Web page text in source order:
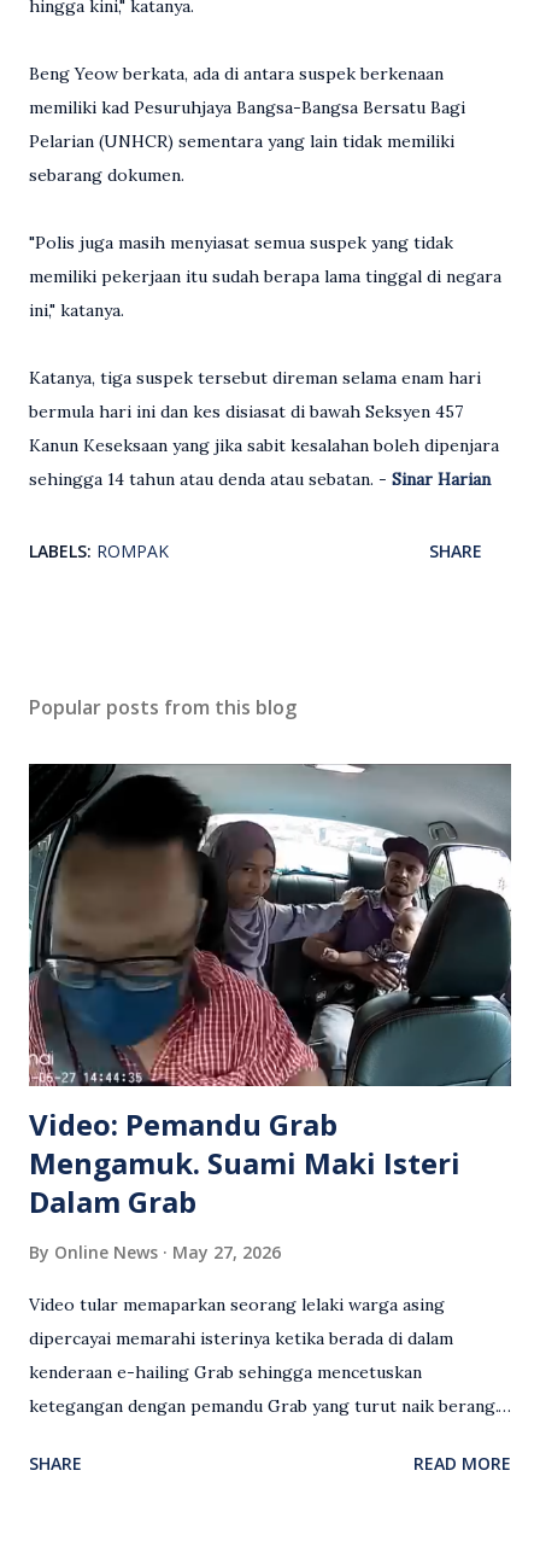
hingga kini," katanya.
Beng Yeow berkata, ada di antara suspek berkenaan
memiliki kad Pesuruhjaya Bangsa-Bangsa Bersatu Bagi
Pelarian (UNHCR) sementara yang lain tidak memiliki
sebarang dokumen.
"Polis juga masih menyiasat semua suspek yang tidak
memiliki pekerjaan itu sudah berapa lama tinggal di negara
ini," katanya.
Katanya, tiga suspek tersebut direman selama enam hari
bermula hari ini dan kes disiasat di bawah Seksyen 457
Kanun Keseksaan yang jika sabit kesalahan boleh dipenjara
sehingga 14 tahun atau denda atau sebatan. - Sinar Harian
LABELS: ROMPAK SHARE
Popular posts from this blog
Video: Pemandu Grab
Mengamuk. Suami Maki Isteri
Dalam Grab
By Online News May 27, 2026
Video tular memaparkan seorang lelaki warga asing
dipercayai memarahi isterinya ketika berada di dalam
kenderaan e-hailing Grab sehingga mencetuskan
ketegangan dengan pemandu Grab yang turut naik berang.
antara seorang lelaki warga asing dengan pemandu Grab
SHARE READ MORE